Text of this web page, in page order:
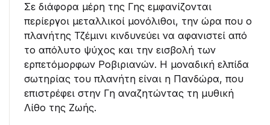
Σε διάφορα μέρη της Γης εμφανίζονται
περίεργοι μεταλλικοί μονόλιθοι, την ώρα που ο
πλανήτης Τζέμινι κινδυνεύει να αφανιστεί από
το απόλυτο ψύχος και την εισβολή των
ερπετόμορφων Ροβιριανών. Η μοναδική ελπίδα
σωτηρίας του πλανήτη είναι η Πανδώρα, που
επιστρέφει στην Γη αναζητώντας τη μυθική
Λίθο της Ζωής.